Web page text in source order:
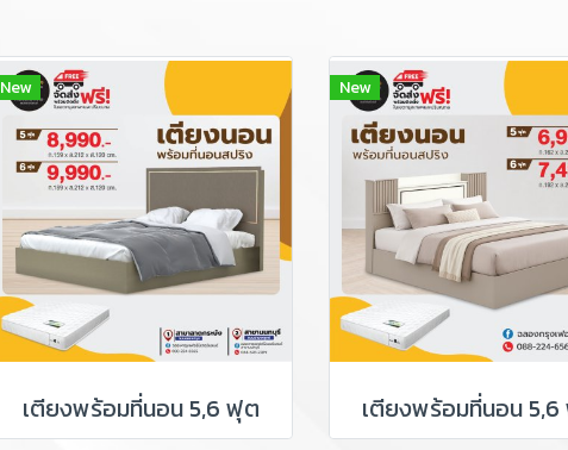
New
เตียงพร้อมที่นอน 5,6 ฟุต
New
เตียงพร้อมที่นอน